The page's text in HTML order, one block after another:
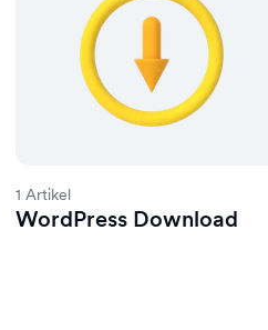
1 Artikel
WordPress Download